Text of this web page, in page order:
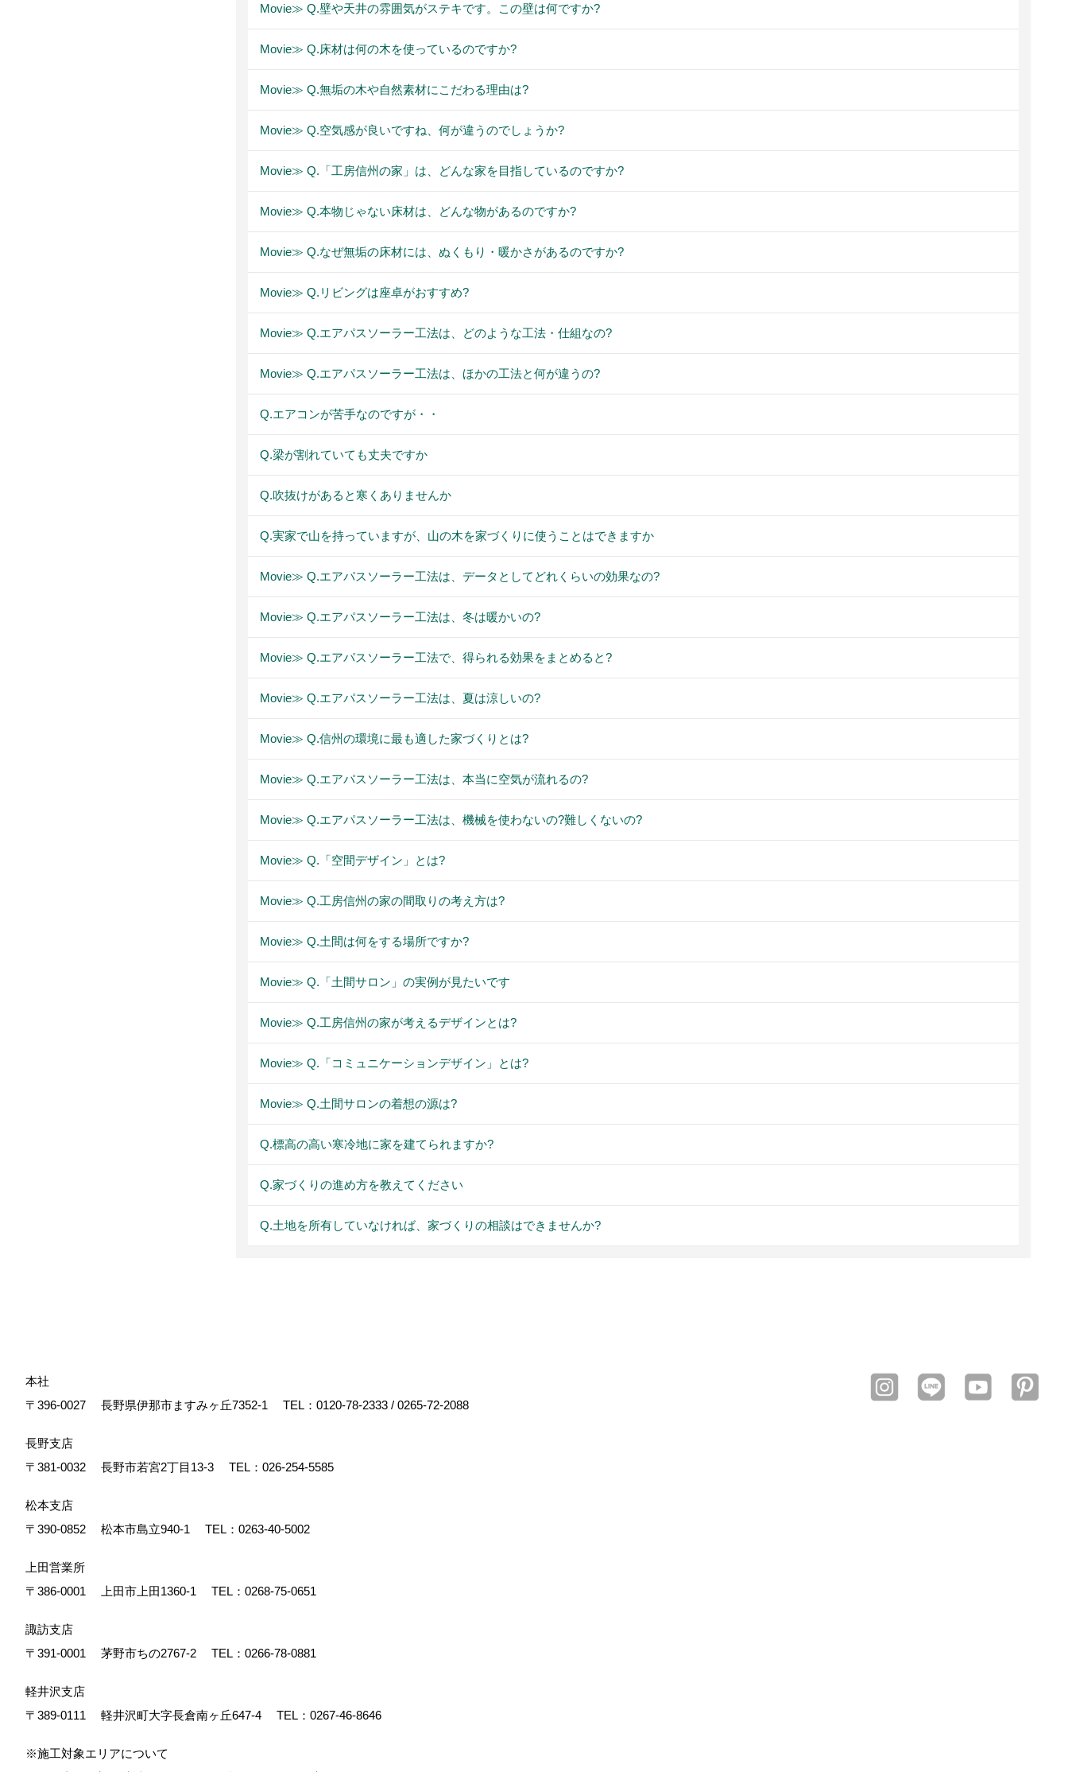
Movie≫ Q.壁や天井の雰囲気がステキです。この壁は何ですか?
Movie≫ Q.床材は何の木を使っているのですか?
Movie≫ Q.無垢の木や自然素材にこだわる理由は?
Movie≫ Q.空気感が良いですね、何が違うのでしょうか?
Movie≫ Q.「工房信州の家」は、どんな家を目指しているのですか?
Movie≫ Q.本物じゃない床材は、どんな物があるのですか?
Movie≫ Q.なぜ無垢の床材には、ぬくもり・暖かさがあるのですか?
Movie≫ Q.リビングは座卓がおすすめ?
Movie≫ Q.エアパスソーラー工法は、どのような工法・仕組なの?
Movie≫ Q.エアパスソーラー工法は、ほかの工法と何が違うの?
Q.エアコンが苦手なのですが・・
Q.梁が割れていても丈夫ですか
Q.吹抜けがあると寒くありませんか
Q.実家で山を持っていますが、山の木を家づくりに使うことはできますか
Movie≫ Q.エアパスソーラー工法は、データとしてどれくらいの効果なの?
Movie≫ Q.エアパスソーラー工法は、冬は暖かいの?
Movie≫ Q.エアパスソーラー工法で、得られる効果をまとめると?
Movie≫ Q.エアパスソーラー工法は、夏は涼しいの?
Movie≫ Q.信州の環境に最も適した家づくりとは?
Movie≫ Q.エアパスソーラー工法は、本当に空気が流れるの?
Movie≫ Q.エアパスソーラー工法は、機械を使わないの?難しくないの?
Movie≫ Q.「空間デザイン」とは?
Movie≫ Q.工房信州の家の間取りの考え方は?
Movie≫ Q.土間は何をする場所ですか?
Movie≫ Q.「土間サロン」の実例が見たいです
Movie≫ Q.工房信州の家が考えるデザインとは?
Movie≫ Q.「コミュニケーションデザイン」とは?
Movie≫ Q.土間サロンの着想の源は?
Q.標高の高い寒冷地に家を建てられますか?
Q.家づくりの進め方を教えてください
Q.土地を所有していなければ、家づくりの相談はできませんか?
本社
〒396-0027
長野県伊那市ますみヶ丘7352-1 TEL： 0120-78-2333 / 0265-72-2088
長野支店
〒381-0032
長野市若宮2丁目13-3 TEL： 026-254-5585
松本支店
〒390-0852
松本市島立940-1 TEL： 0263-40-5002
上田営業所
〒386-0001
上田市上田1360-1 TEL： 0268-75-0651
諏訪支店
〒391-0001
茅野市ちの2767-2 TEL： 0266-78-0881
軽井沢支店
〒389-0111
軽井沢町大字長倉南ヶ丘647-4 TEL： 0267-46-8646
※施工対象エリアについて